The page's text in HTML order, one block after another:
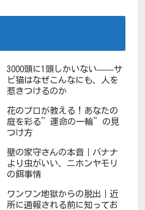
3000頭に1頭しかいない——サ
ビ猫はなぜこんなにも、人を
惹きつけるのか
花のプロが教える！あなたの
庭を彩る”運命の一輪”の見
つけ方
壁の家守さんの本音｜バナナ
より虫がいい、ニホンヤモリ
の餌事情
ワンワン地獄からの脱出｜近
所に通報される前に知ってお